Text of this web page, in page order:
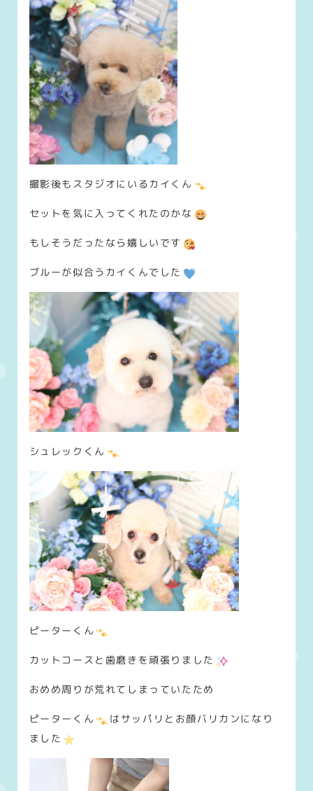
撮影後もスタジオにいるカイくん
セットを気に入ってくれたのかな
もしそうだったなら嬉しいです
ブルーが似合うカイくんでした
シュレックくん
ピーターくん
カットコースと歯磨きを頑張りました
おめめ周りが荒れてしまっていたため
ピーターくん
はサッパリとお顔バリカンになり
ました